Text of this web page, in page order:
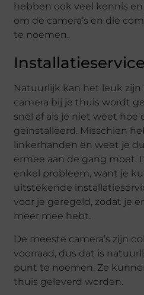
hebben ook veel kennis
om de camera’s en die
te noemen.
Installatieservice
Natuurlijk kan het leuk zijn
camera bij je thuis wordt
snel af als je niet weet hoe
geïnstalleerd. Misschien
linkerhanden en weet je
ermee aan de gang moet.
enkel probleem, want je
uitstekende
voor je geregeld, zodat je
meer mee hebt.
De meeste camera’s zijn
voorraad, dus dat is
punt te noemen. Ze
thuis geleverd worden.